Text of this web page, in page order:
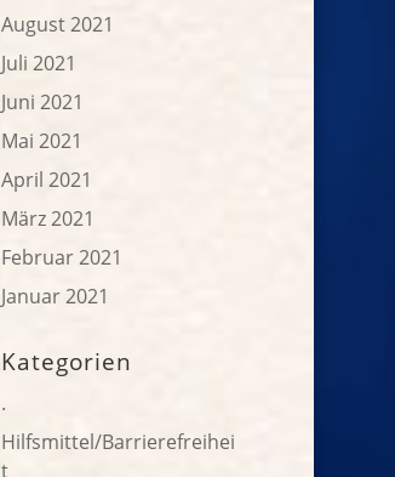
August 2021
Juli 2021
Juni 2021
Mai 2021
April 2021
März 2021
Februar 2021
Januar 2021
Kategorien
.
Hilfsmittel/Barrierefreihei
t